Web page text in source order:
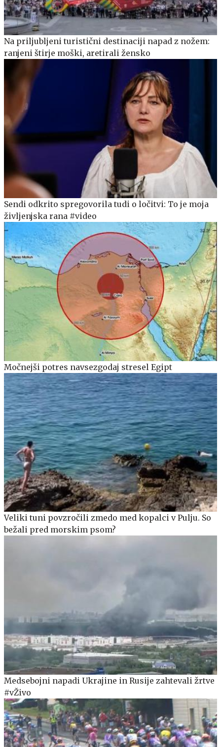
Na priljubljeni turistični destinaciji napad z nožem:
ranjeni štirje moški, aretirali žensko
Sendi odkrito spregovorila tudi o ločitvi: To je moja
življenjska rana #video
Močnejši potres navsezgodaj stresel Egipt
Veliki tuni povzročili zmedo med kopalci v Pulju. So
bežali pred morskim psom?
Medsebojni napadi Ukrajine in Rusije zahtevali žrtve
#vŽivo